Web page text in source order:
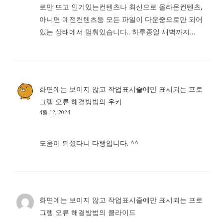
로만 뜨고 인기있는컨텐츠나 최신으로 올라온컨텐츠,
아니면 예전컨텐츠등 모든 파일이 다운중으로만 되어
있는 상태에서 멈춰있습니다.. 하루종일 새벽까지…
화면에는 보이지 않고 작업표시줄에만 표시되는 프로
그램 오류 해결방법의 우키
4월 12, 2024
도움이 되셨다니 다행입니다. ^^
화면에는 보이지 않고 작업표시줄에만 표시되는 프로
그램 오류 해결방법의 클라이드